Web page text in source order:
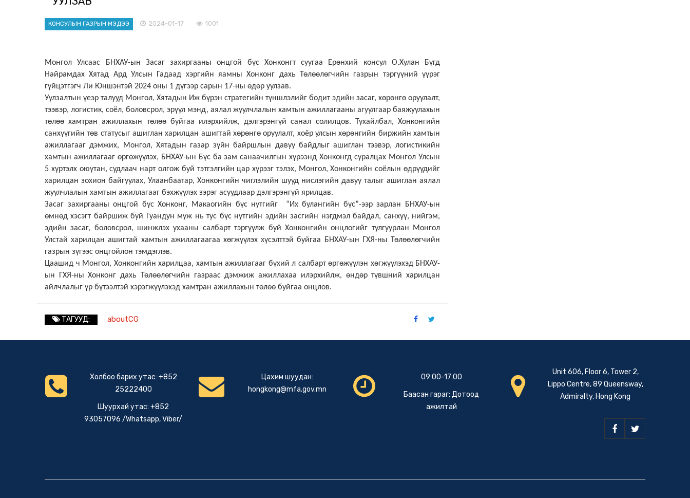
КОНСУЛЫН ГАЗРЫН МЭДЭЭ 2024-01-17 1001
Монгол Улсаас БНХАУ-ын Засаг захиргааны онцгой бүс Хонконгт суугаа Ерөнхий консул О.Хулан Бүгд
Найрамдах Хятад Ард Улсын Гадаад хэргийн яамны Хонконг дахь Төлөөлөгчийн газрын тэргүүний үүрэг
гүйцэтгэгч Ли Юншэнтэй 2024 оны 1 дүгээр сарын 17-ны өдөр уулзав.
Уулзалтын үеэр талууд Монгол, Хятадын Иж бүрэн стратегийн түншлэлийг бодит эдийн засаг, хөрөнгө оруулалт,
тээвэр, логистик, соёл, боловсрол, эрүүл мэнд, аялал жуулчлалын хамтын ажиллагааны агуулгаар баяжуулахын
төлөө хамтран ажиллахын төлөө буйгаа илэрхийлж, дэлгэрэнгүй санал солилцов. Тухайлбал, Хонконгийн
санхүүгийн төв статусыг ашиглан харилцан ашигтай хөрөнгө оруулалт, хоёр улсын хөрөнгийн биржийн хамтын
ажиллагааг дэмжих, Монгол, Хятадын газар зүйн байршлын давуу байдлыг ашиглан тээвэр, логистикийн
хамтын ажиллагааг өргөжүүлэх, БНХАУ-ын Бүс ба зам санаачилгын хүрээнд Хонконгд суралцах Монгол Улсын
5 хүртэлх оюутан, судлаач нарт олгож буй тэтгэлгийн цар хүрээг тэлэх, Монгол, Хонконгийн соёлын өдрүүдийг
харилцан зохион байгуулах, Улаанбаатар, Хонконгийн чиглэлийн шууд нислэгийн давуу талыг ашиглан аялал
жуулчлалын хамтын ажиллагааг бэхжүүлэх зэрэг асуудлаар дэлгэрэнгүй ярилцав.
Засаг захиргааны онцгой бүс Хонконг, Макаогийн бүс нутгийг “Их булангийн бүс”-ээр зарлан БНХАУ-ын
өмнөд хэсэгт байршиж буй Гуандун муж нь тус бүс нутгийн эдийн засгийн нэгдмэл байдал, санхүү, нийгэм,
эдийн засаг, боловсрол, шинжлэх ухааны салбарт тэргүүлж буй Хонконгийн онцлогийг тулгуурлан Монгол
Улстай харилцан ашигтай хамтын ажиллагаагаа хөгжүүлэх хүсэлттэй буйгаа
БНХАУ-ын ГХЯ-ны Төлөөлөгчийн
газрын зүгээс онцгойлон тэмдэглэв.
Цаашид ч Монгол, Хонконгийн харилцаа, хамтын ажиллагааг бүхий л салбарт өргөжүүлэн хөгжүүлэхэд БНХАУ-
ын ГХЯ-ны Хонконг дахь Төлөөлөгчийн газраас дэмжиж ажиллахаа илэрхийлж, өндөр түвшний харилцан
айлчлалыг үр бүтээлтэй хэрэгжүүлэхэд хамтран ажиллахын төлөө буйгаа онцлов.
ТАГУУД: aboutCG
Холбоо барих утас: +852
25222400
Шуурхай утас: +852
93057096 /Whatsapp, Viber/
Цахим шуудан:
hongkong@mfa.gov.mn
09:00-17:00
Баасан гараг: Дотоод
ажилтай
Unit 606, Floor 6, Tower 2,
Lippo Centre, 89 Queensway,
Admiralty, Hong Kong